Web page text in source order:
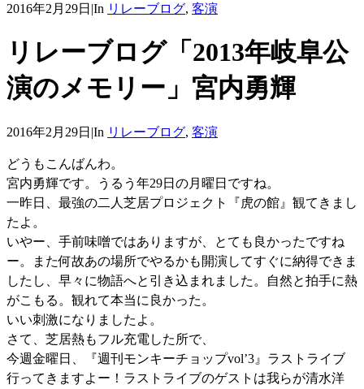
2016年2月29日 |In リレーブログ, 客演
リレーブログ「2013年岐阜公
演のメモリー」宮内勇輝
2016年2月29日 |In リレーブログ, 客演
どうもこんばんわ。
宮内勇輝です。うるう年29日の月曜日ですね。
一昨日、最強の二人芝居プロジェクト『虎の館』観てきまし
たよ。
いやー、手前味噌ではありますが、とても良かったですね
ー。また何故あの場所でやるかも開演してすぐに納得できま
したし、早々に物語へと引き込まれました。自然と拍手に熱
がこもる。観れて本当に良かった。
いい刺激になりましたよ。
さて、芝居熱もフル充電した所で、
今週金曜日、『週刊モンキーチョップvol’3』ラストライブ
行ってきますよー！ラストライブのゲストは我らが清水洋